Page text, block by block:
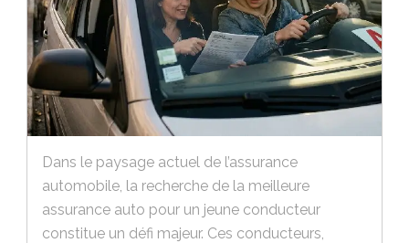
Dans le paysage actuel de l’assurance
automobile, la recherche de la meilleure
assurance auto pour un jeune conducteur
constitue un défi majeur. Ces conducteurs,